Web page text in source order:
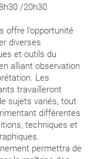
/20h30
offre l’opportunité
diverses
et outils du
alliant observation
Les
travailleront
sujets variés, tout
différentes
techniques et
permettra de